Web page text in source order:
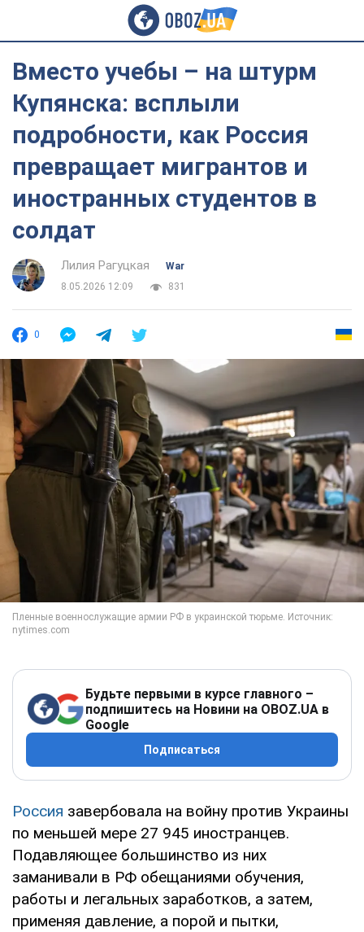
Вместо учебы – на штурм
Купянска: всплыли
подробности, как Россия
превращает мигрантов и
иностранных студентов в
солдат
Лилия Рагуцкая
War
8.05.2026 12:09
831
0
Будьте первыми в курсе главного –
подпишитесь на Новини на OBOZ.UA в
Google
Подписаться
Россия завербовала на войну против Украины
по меньшей мере 27 945 иностранцев.
Подавляющее большинство из них
заманивали в РФ обещаниями обучения,
работы и легальных заработков, а затем,
применяя давление, а порой и пытки,